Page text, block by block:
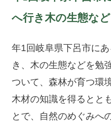
へ行き 木の生態な
年1回岐阜県下呂市に
き、木の生態などを勉
ついて、森林が育つ環
木材の知識を得るとと
とで、自然のめぐみへ